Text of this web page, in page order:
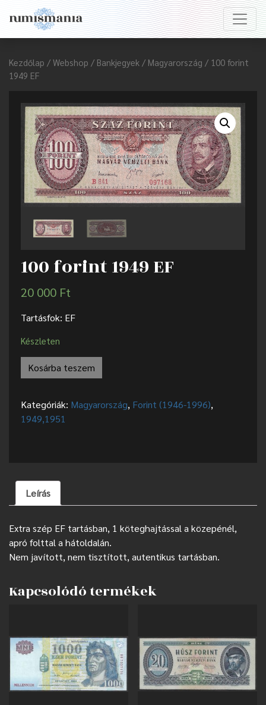
Kezdőlap / Webshop / Bankjegyek / Magyarország / 100 forint
1949 EF
100 forint 1949 EF
20 000 Ft
Tartásfok: EF
Készleten
Kosárba teszem
Kategóriák: Magyarország, Forint (1946-1996),
1949,1951
Leírás
Extra szép EF tartásban, 1 köteghajtással a közepénél,
apró folttal a hátoldalán.
Nem javított, nem tisztított, autentikus tartásban.
Kapcsolódó termékek